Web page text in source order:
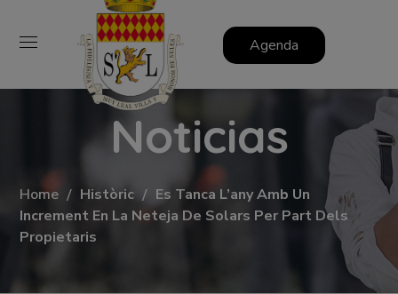
Agenda
Noticias
Home Històric
Es Tanca L’any Amb Un
Increment En La Neteja De Solars Per Part Dels
Propietaris